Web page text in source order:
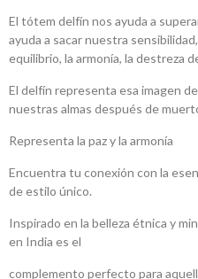
El tótem delfín nos ayuda a
ayuda a sacar nuestra
equilibrio, la armonía, la destreza
El delfín representa esa imagen
nuestras almas después de
Representa la paz y la armonía
Encuentra tu conexión con la
de estilo único.
Inspirado en la belleza étnica y
en India es el
complemento perfecto para